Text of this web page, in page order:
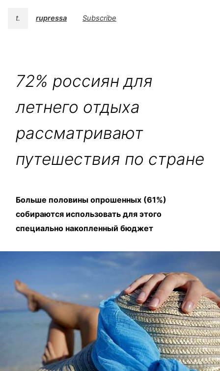
t. rupressa Subscribe
72% россиян для
летнего отдыха
рассматривают
путешествия по стране
Больше половины опрошенных (61%)
собираются использовать для этого
специально накопленный бюджет